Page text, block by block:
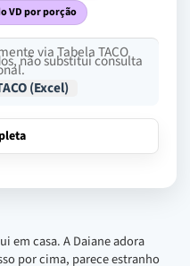
VD por porção
via Tabela TACO
não substitui consulta
(Excel)
em casa. A Daiane adora
por cima, parece estranho